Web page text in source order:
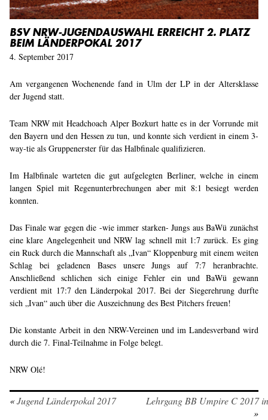
BSV NRW-JUGENDAUSWAHL ERREICHT 2. PLATZ
BEIM LÄNDERPOKAL 2017
4. September 2017
Am vergangenen Wochenende fand in Ulm der LP in der Altersklasse
der Jugend statt.
Team NRW mit Headchoach Alper Bozkurt hatte es in der Vorrunde mit
den Bayern und den Hessen zu tun, und konnte sich verdient in einem 3-
way-tie als Gruppenerster für das Halbfinale qualifizieren.
Im Halbfinale warteten die gut aufgelegten Berliner, welche in einem
langen Spiel mit Regenunterbrechungen aber mit 8:1 besiegt werden
konnten.
Das Finale war gegen die -wie immer starken- Jungs aus BaWü zunächst
eine klare Angelegenheit und NRW lag schnell mit 1:7 zurück. Es ging
ein Ruck durch die Mannschaft als „Ivan“ Kloppenburg mit einem weiten
Schlag bei geladenen Bases unsere Jungs auf 7:7 heranbrachte.
Anschließend schlichen sich einige Fehler ein und BaWü gewann
verdient mit 17:7 den Länderpokal 2017. Bei der Siegerehrung durfte
sich „Ivan“ auch über die Auszeichnung des Best Pitchers freuen!
Die konstante Arbeit in den NRW-Vereinen und im Landesverband wird
durch die 7. Final-Teilnahme in Folge belegt.
NRW Olé!
«Jugend Länderpokal 2017
Lehrgang BB Umpire C 2017
»